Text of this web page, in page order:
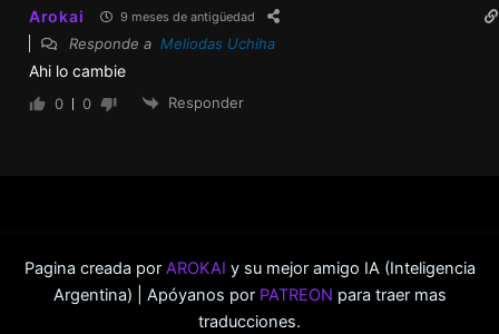
Arokai 9 meses de antigüedad
Responde a Meliodas Uchiha
Ahi lo cambie
0 0 Responder
Pagina creada por AROKAI y su mejor amigo IA (Inteligencia
Argentina) | Apóyanos por PATREON para traer mas
traducciones.